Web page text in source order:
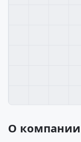
О компании